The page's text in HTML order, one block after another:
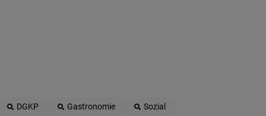
DGKP Gastronomie
Sozial